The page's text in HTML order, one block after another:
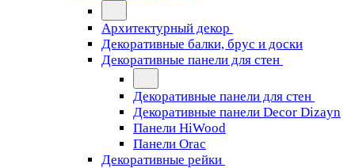
Архитектурный декор
Декоративные балки, брус и доски
Декоративные панели для стен
Декоративные панели для стен
Декоративные панели Decor Dizayn
Панели HiWood
Панели Orac
Декоративные рейки